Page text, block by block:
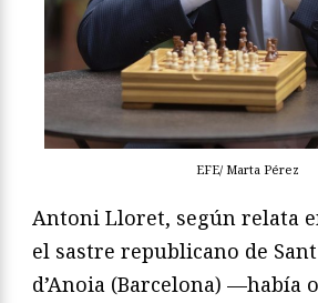
EFE/ Marta Pérez
Antoni Lloret, según relata
el sastre republicano de
d’Anoia (Barcelona) —había